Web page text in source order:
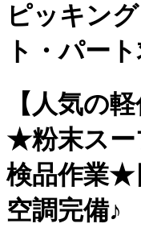
ピッキン
ト・パー
【人気の
★粉末スー
検品作業★
空調完備♪